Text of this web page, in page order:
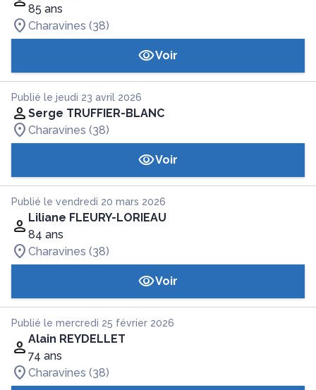
85 ans
Charavines (38)
Voir
Publié le jeudi 23 avril 2026
Serge TRUFFIER-BLANC
Charavines (38)
Voir
Publié le vendredi 20 mars 2026
Liliane FLEURY-LORIEAU
84 ans
Charavines (38)
Voir
Publié le mercredi 25 février 2026
Alain REYDELLET
74 ans
Charavines (38)